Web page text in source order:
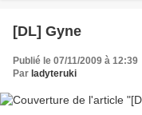
[DL] Gyne
Publié le 07/11/2009 à 12:39
Par ladyteruki